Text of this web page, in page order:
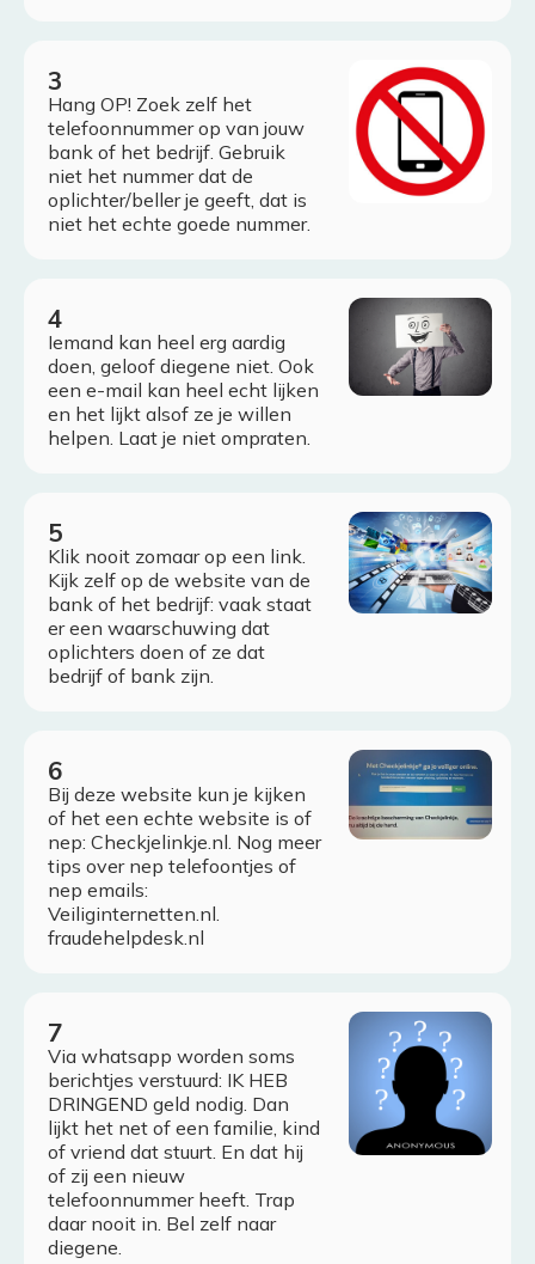
Hang OP! Zoek zelf het
telefoonnummer op van jouw
bank of het bedrijf. Gebruik
niet het nummer dat de
oplichter/beller je geeft, dat is
niet het echte goede nummer.
Iemand kan heel erg aardig
doen, geloof diegene niet. Ook
een e-mail kan heel echt lijken
en het lijkt alsof ze je willen
helpen. Laat je niet ompraten.
Klik nooit zomaar op een link.
Kijk zelf op de website van de
bank of het bedrijf: vaak staat
er een waarschuwing dat
oplichters doen of ze dat
bedrijf of bank zijn.
Bij deze website kun je kijken
of het een echte website is of
nep: Checkjelinkje.nl. Nog meer
tips over nep telefoontjes of
nep emails:
Veiliginternetten.nl.
fraudehelpdesk.nl
Via whatsapp worden soms
berichtjes verstuurd: IK HEB
DRINGEND geld nodig. Dan
lijkt het net of een familie, kind
of vriend dat stuurt. En dat hij
of zij een nieuw
telefoonnummer heeft. Trap
daar nooit in. Bel zelf naar
diegene.